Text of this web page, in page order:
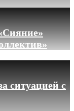
ситуацией с